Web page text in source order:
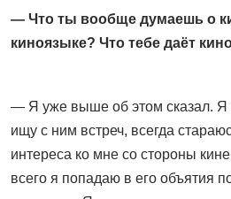
— Что ты вообще думаешь о
киноязыке? Что тебе даёт
— Я уже выше об этом сказал. Я
ищу с ним встреч, всегда
интереса ко мне со стороны
всего я попадаю в его объятия